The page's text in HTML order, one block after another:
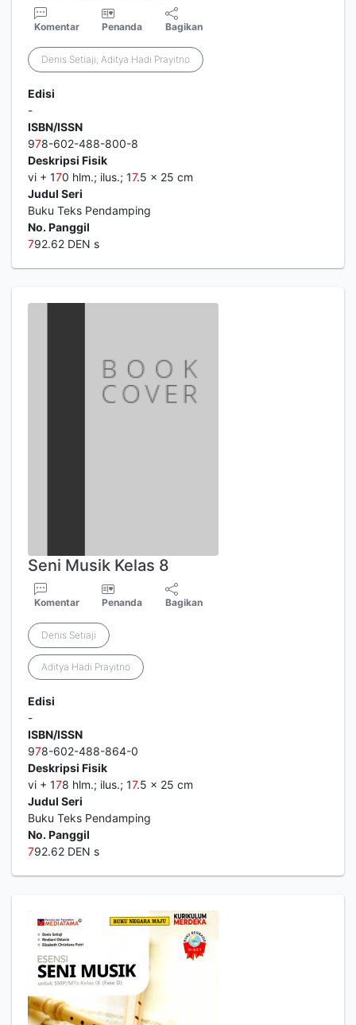
Komentar Penanda Bagikan
Denis Setiaji; Aditya Hadi Prayitno
Edisi
-
ISBN/ISSN
978-602-488-800-8
Deskripsi Fisik
vi + 170 hlm.; ilus.; 17.5 x 25 cm
Judul Seri
Buku Teks Pendamping
No. Panggil
792.62 DEN s
Seni Musik Kelas 8
Komentar Penanda Bagikan
Denis Setiaji
Aditya Hadi Prayitno
Edisi
-
ISBN/ISSN
978-602-488-864-0
Deskripsi Fisik
vi + 178 hlm.; ilus.; 17.5 x 25 cm
Judul Seri
Buku Teks Pendamping
No. Panggil
792.62 DEN s